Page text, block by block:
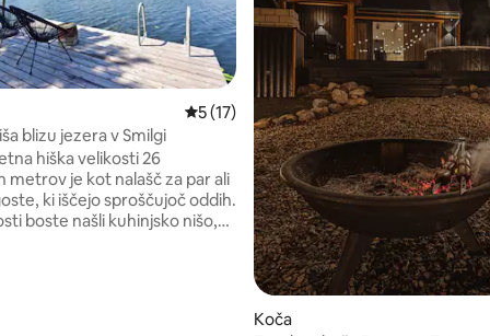
od 5, št. mnenj: 9 Povprečna ocena: 5 od 5, št. mnenj: 17
5 (17)
blizu jezera v Smilgi
hiška velikosti 26
metrov je kot nalašč za par ali
ki iščejo sproščujoč oddih.
boste našli kuhinjsko nišo,
Koča